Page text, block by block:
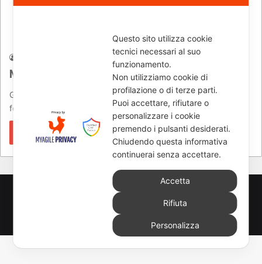
798
Motor Bike Expo 2012
Gran successo per il salone di Verona che, dopo tre giorni di
festa della moto e quasi 130.000 visitatori al…
Leggi di più »
© Copyright 2026, All Rights Reserved - www.newsmoto.it
Euromediapro- ELABORARE-
Questo sito utilizza cookie
tecnici necessari al suo
funzionamento.
Non utilizziamo cookie di
profilazione o di terze parti.
Puoi accettare, rifiutare o
personalizzare i cookie
premendo i pulsanti desiderati.
Chiudendo questa informativa
continuerai senza accettare.
Accetta
Rifiuta
Personalizza